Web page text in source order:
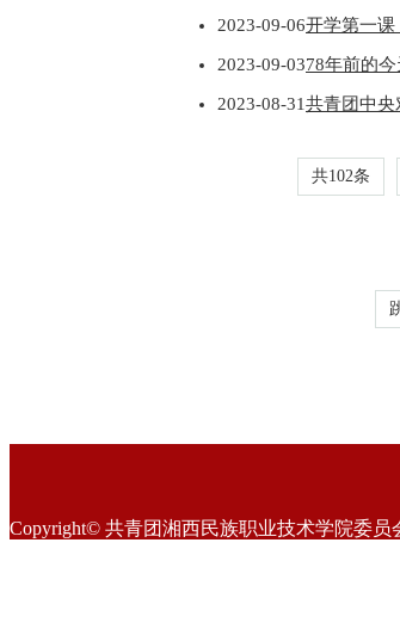
2023-09-06开学第一课
2023-09-0378年前的今
2023-08-31共青团中央
共102条
Copyright© 共青团湘西民族职业技术学院委员